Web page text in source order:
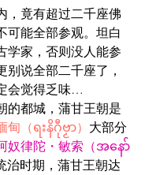
，竟有超过二千座佛
可能全部参观。坦白
学家，否则没人能参
别说全部二千座了，
会觉得乏味…
的都城，蒲甘王朝是
甸（ရးနိဂီုဗၟာ） 大部分
奴律陀 ・ 敏索（အနော်
治时期，蒲甘王朝达